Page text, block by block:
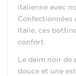
italienne avec
Confectionnées
Italie, ces
confort.
Le daim noir de
douce et une